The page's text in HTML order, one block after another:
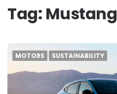
Tag: Mustang
MOTORS SUSTAINABILITY